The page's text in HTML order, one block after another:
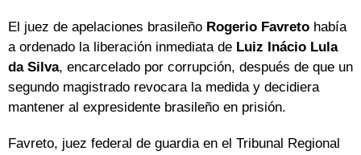
El juez de apelaciones brasileño Rogerio Favreto había
a ordenado la liberación inmediata de Luiz Inácio Lula
da Silva, encarcelado por corrupción, después de que un
segundo magistrado revocara la medida y decidiera
mantener al expresidente brasileño en prisión.
Favreto, juez federal de guardia en el Tribunal Regional